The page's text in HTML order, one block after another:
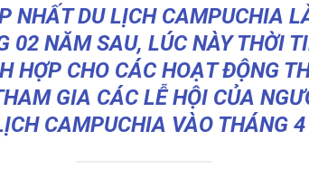
NHẤT DU LỊCH CAMPUCHIA
02 NĂM SAU, LÚC NÀY THỜI
HỢP CHO CÁC HOẠT ĐỘNG
GIA CÁC LỄ HỘI CỦA
CAMPUCHIA VÀO THÁNG